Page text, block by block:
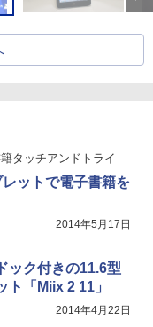
タッチアンドトライ
ットで電子書籍を
2014年5月17日
ック付きの11.6型
「Miix 2 11」
2014年4月22日